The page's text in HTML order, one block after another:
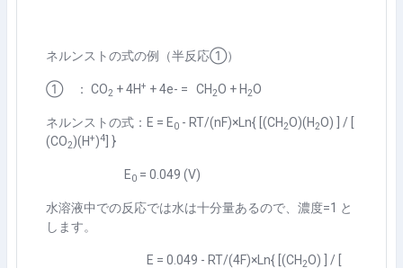
ネルンストの式の例（半反応①）
① ： CO2 + 4H+ + 4e- = CH2O + H2O
ネルンストの式：E = E0 - RT/(nF)×Ln{ [(CH2O)(H2O) ] / [
(CO2)(H+)4 ] }
E0 = 0.049 (V)
水溶液中での反応では水は十分量あるので、濃度=1 と
します。
E = 0.049 - RT/(4F)×Ln{ [(CH2O) ] / [